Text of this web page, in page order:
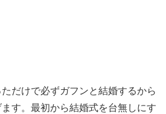
だけで必ずガフンと結婚するから
す。最初から結婚式を台無しにす